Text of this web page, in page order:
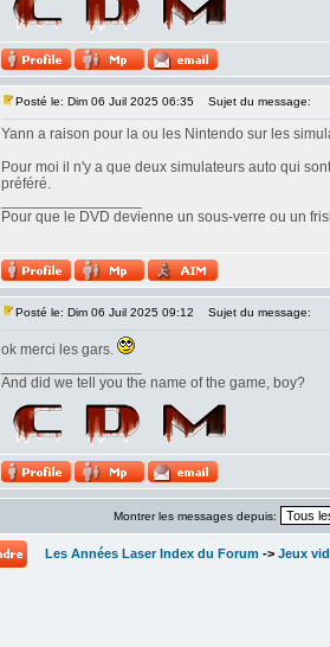
Posté le: Dim 06 Juil 2025 06:35 Sujet du message:
Yann a raison pour la ou les Nintendo sur les
Pour moi il n'y a que deux simulateurs auto qui
préféré.
Pour que le DVD devienne un sous-verre ou un
Posté le: Dim 06 Juil 2025 09:12 Sujet du message:
ok merci les gars.
And did we tell you the name of the game, boy?
Montrer les messages depuis:
Les Années Laser Index du Forum -> Jeux